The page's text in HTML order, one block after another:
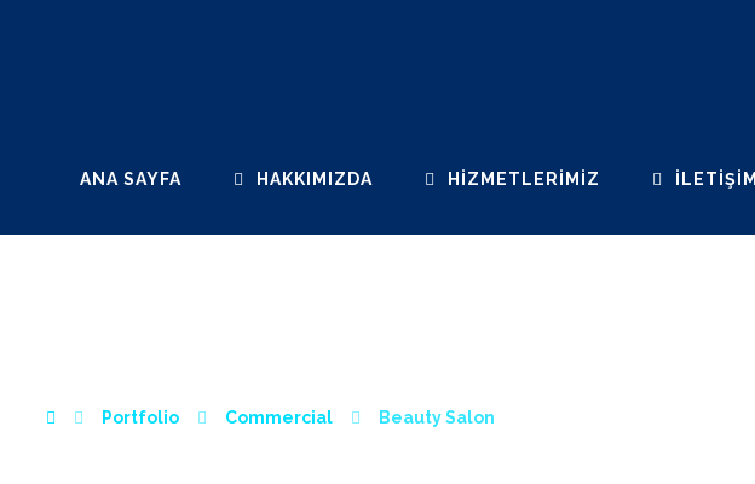
ANA SAYFA HAKKIMIZDA HIZMETLERIMIZ İLETIŞIM
Portfolio Commercial Beauty Salon